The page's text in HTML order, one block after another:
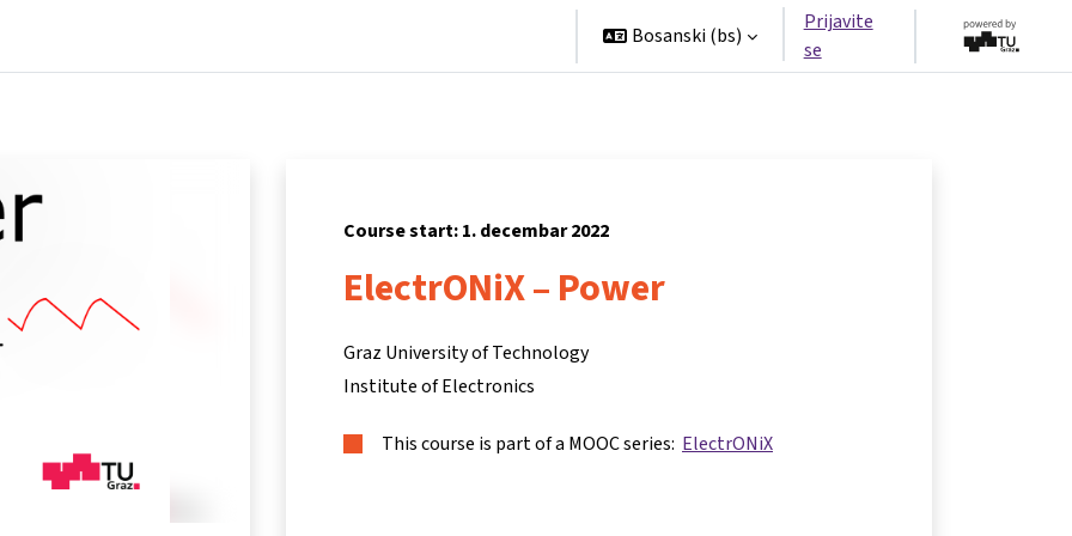
Bosanski ‎(bs)‎
Prijavite
se
Course start: 1. decembar 2022
ElectrONiX – Power
Graz University of Technology
Institute of Electronics
This course is part of a MOOC series: ElectrONiX